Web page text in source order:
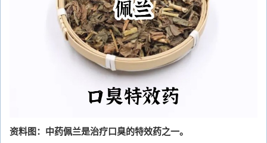
资料图：中药佩兰是治疗口臭的特效药之一。